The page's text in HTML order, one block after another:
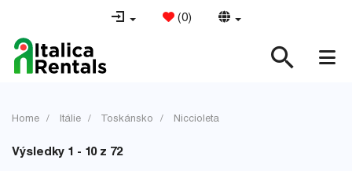
(0)
Home Itálie Toskánsko Niccioleta
Výsledky 1 - 10 z 72